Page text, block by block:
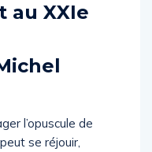
au XXIe
l’opuscule de
se réjouir,